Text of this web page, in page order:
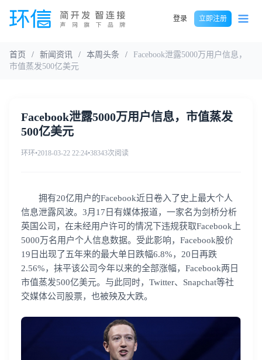
登录 立即注册
首页 / 新闻资讯 / 本周头条 /
Facebook泄露5000万用户信息，
市值蒸发500亿美元
Facebook泄露5000万用户信息，市值蒸发
500亿美元
环环•2018-03-22 22:24•38343次阅读
拥有20亿用户的Facebook近日卷入了史上最大个人
信息泄露风波。3月17日有媒体报道，一家名为剑桥分析
英国公司，在未经用户许可的情况下违规获取Facebook上
5000万名用户个人信息数据。受此影响，Facebook股价
19日出现了五年来的最大单日跌幅6.8%，20日再跌
2.56%，抹平该公司今年以来的全部涨幅，Facebook两日
市值蒸发500亿美元。与此同时，Twitter、Snapchat等社
交媒体公司股票，也被殃及大跌。